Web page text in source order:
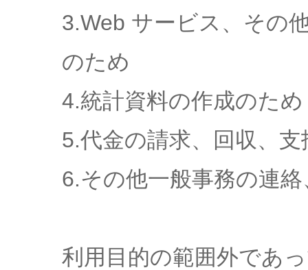
3.Web サービス、その
のため
4.統計資料の作成のため
5.代金の請求、回収、
6.その他一般事務の連
利用目的の範囲外であ